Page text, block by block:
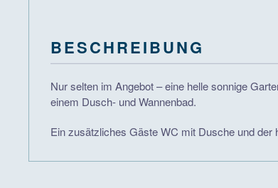
BESCHREIBUNG
Nur selten im Angebot – eine helle sonnige
einem Dusch- und Wannenbad.
Ein zusätzliches Gäste WC mit Dusche und der